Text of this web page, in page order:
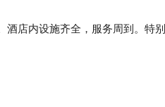
酒店内设施齐全，服务周到。特